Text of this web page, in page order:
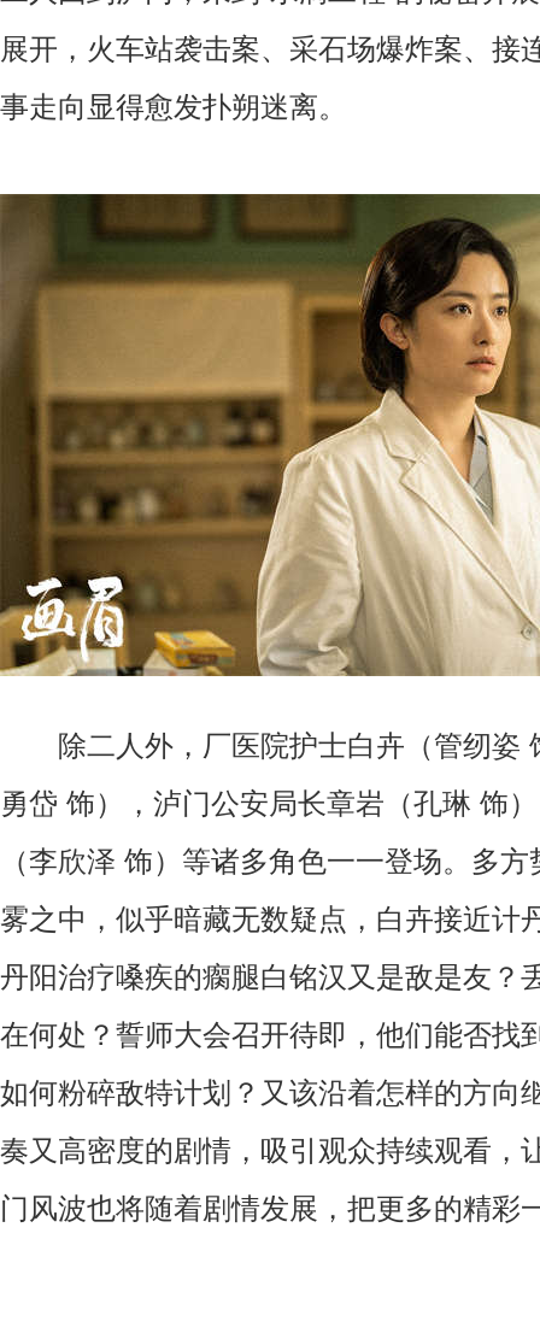
展开，火车站袭击案、采石场爆炸案、接
事走向显得愈发扑朔迷离。
除二人外，厂医院护士白卉（管纫姿
勇岱 饰），泸门公安局长章岩（孔琳 饰
（李欣泽 饰）等诸多角色一一登场。多
雾之中，似乎暗藏无数疑点，白卉接近计
丹阳治疗嗓疾的瘸腿白铭汉又是敌是友？
在何处？誓师大会召开待即，他们能否找
如何粉碎敌特计划？又该沿着怎样的方向
奏又高密度的剧情，吸引观众持续观看，
门风波也将随着剧情发展，把更多的精彩